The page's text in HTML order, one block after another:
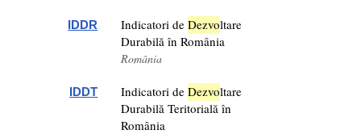
IDDR Indicatori deDezvoltare
Durabilă în România
România
IDDT Indicatori deDezvoltare
Durabilă Teritorială în
România